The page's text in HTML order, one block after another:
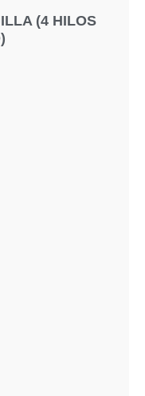
(4 HILOS